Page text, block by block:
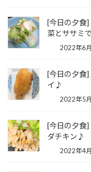
[今日の夕食
菜とササミ
2022年6
[今日の夕食
イ♪
2022年5
[今日の夕食
ダチキン♪
2022年4